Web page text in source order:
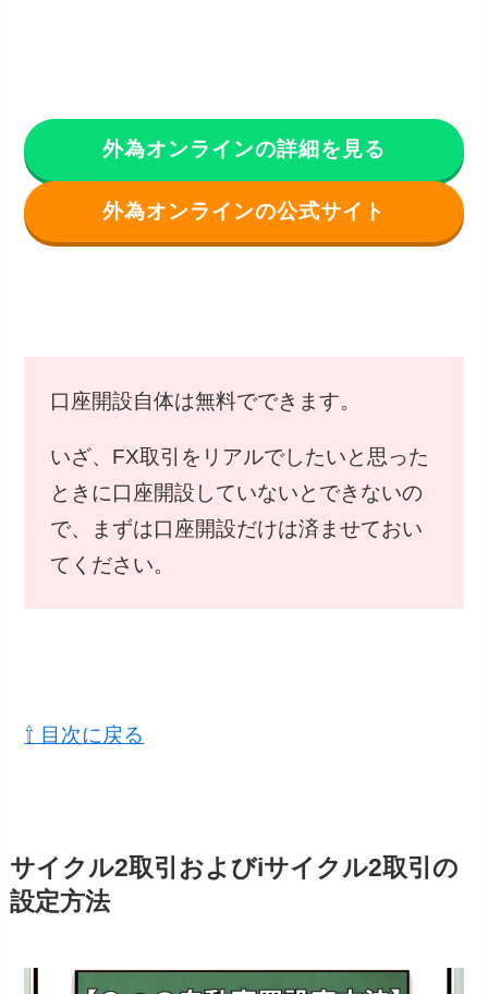
外為オンラインの詳細を見る
外為オンラインの公式サイト
口座開設自体は無料でできます。
いざ、FX取引をリアルでしたいと思った
ときに口座開設していないとできないの
で、まずは口座開設だけは済ませておい
てください。
⇧ 目次に戻る
サイクル2取引およびiサイクル2取引の
設定方法